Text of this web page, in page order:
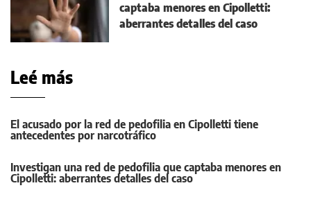
captaba menores en Cipolletti:
aberrantes detalles del caso
Leé más
El acusado por la red de pedofilia en Cipolletti tiene
antecedentes por narcotráfico
Investigan una red de pedofilia que captaba menores en
Cipolletti: aberrantes detalles del caso